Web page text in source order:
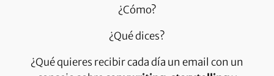
¿Cómo?
¿Qué dices?
¿Qué quieres recibir cada día un email con un